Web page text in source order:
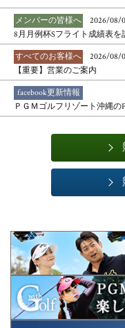
メンバーの皆様へ
2026/08/
8月月例杯Sフライト成績表を
すべてのお客様へ
2026/08/
【重要】営業のご案内
facebook更新情報
ＰＧＭゴルフリゾート沖縄の